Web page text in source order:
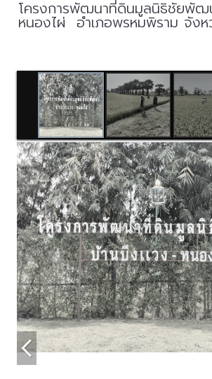
โครงการพัฒนาที่ดินมูลนิธิชัยพัฒ
หนองไผ่ อำเภอพรหมพิราม จัง